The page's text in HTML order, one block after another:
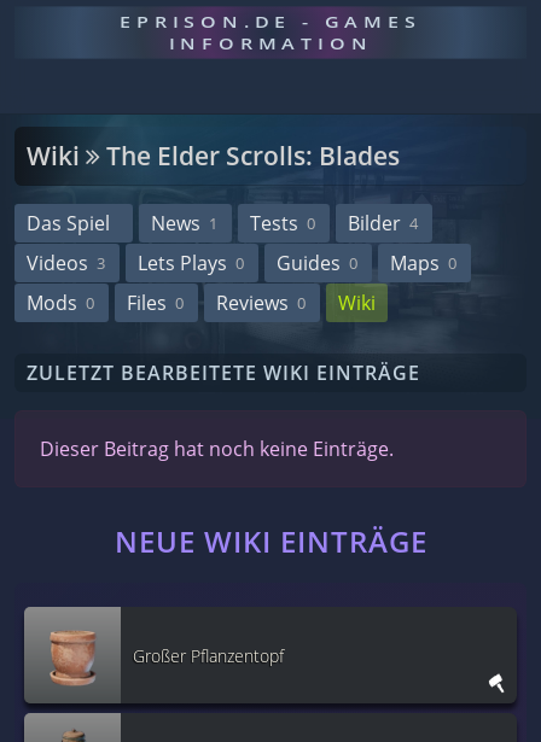
EPRISON.DE - GAMES
INFORMATION
Wiki The Elder Scrolls: Blades
Das Spiel News 1 Tests 0 Bilder 4
Videos 3 Lets Plays 0 Guides 0 Maps 0
Mods 0 Files 0 Reviews 0 Wiki
ZULETZT BEARBEITETE WIKI EINTRÄGE
Dieser Beitrag hat noch keine Einträge.
NEUE WIKI EINTRÄGE
Großer Pflanzentopf